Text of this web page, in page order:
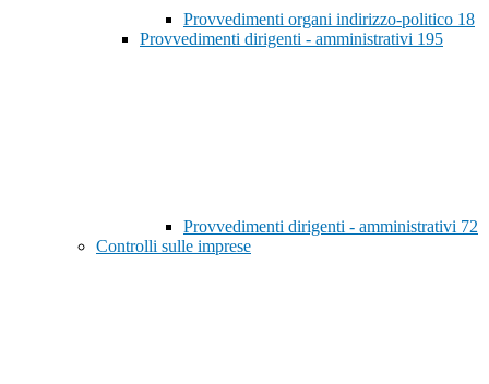
Provvedimenti organi indirizzo-politico 18
Provvedimenti dirigenti - amministrativi 195
Provvedimenti dirigenti - amministrativi 72
Controlli sulle imprese